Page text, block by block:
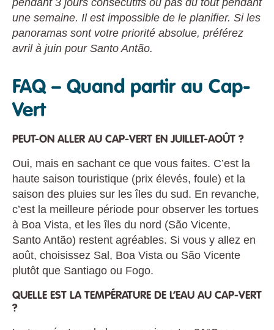
une semaine. Il est impossible de le planifier. Si les
panoramas sont votre priorité absolue, préférez
avril à juin pour Santo Antão.
FAQ – Quand partir au Cap-
Vert
PEUT-ON ALLER AU CAP-VERT EN JUILLET-AOÛT ?
Oui, mais en sachant ce que vous faites. C’est la
haute saison touristique (prix élevés, foule) et la
saison des pluies sur les îles du sud. En revanche,
c’est la meilleure période pour observer les tortues
à Boa Vista, et les îles du nord (São Vicente,
Santo Antão) restent agréables. Si vous y allez en
août, choisissez Sal, Boa Vista ou São Vicente
plutôt que Santiago ou Fogo.
QUELLE EST LA TEMPÉRATURE DE L’EAU AU CAP-VERT
?